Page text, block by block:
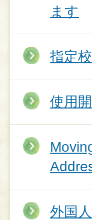
ます
指定
使用
外国